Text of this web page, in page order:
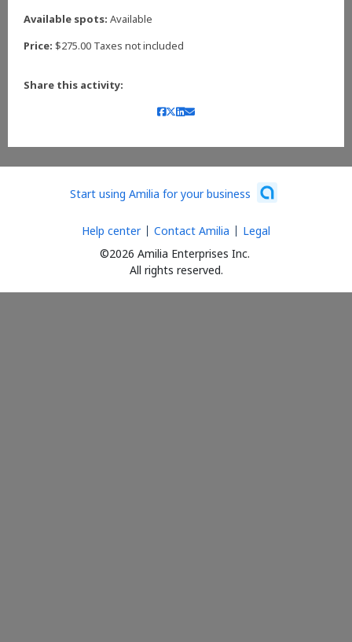
Available spots: Available
Price: $275.00 Taxes not included
Share this activity:
Start using Amilia for your business
©2026 Amilia Enterprises Inc.
All rights reserved.
Help center Contact Amilia Legal